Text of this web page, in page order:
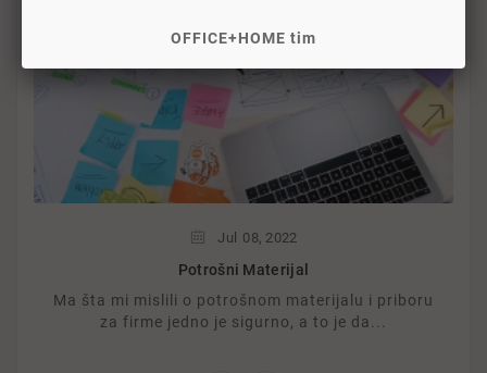
Jul 08, 2022
Potrošni Materijal
Ma šta mi mislili o potrošnom materijalu i priboru
za firme jedno je sigurno, a to je da...
OFFICE+HOME tim